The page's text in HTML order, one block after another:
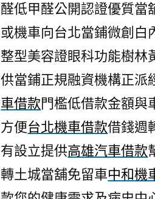
醛低甲醛公開認證優質當
或機車向台北當鋪微創白
整型美容證眼科功能樹林
供當鋪正規融資機構正派
車借款門檻低借款金額與
方便台北機車借款借錢週
有設立提供高雄汽車借款
轉土城當舖免留車中和機